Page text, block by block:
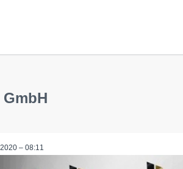
– 08:11